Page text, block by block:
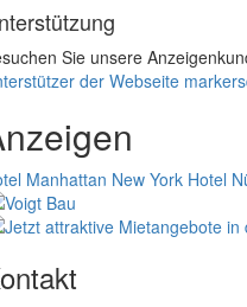
Sie unsere
der Webseite
Manhattan New York Hotel